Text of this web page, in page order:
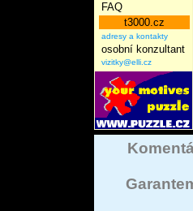
FAQ
t3000.cz
adresy a kontakty
osobní konzultant
vizitky@elli.cz